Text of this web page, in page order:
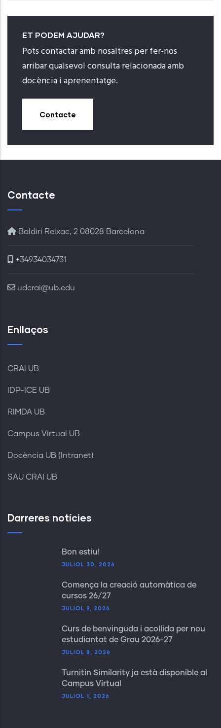
ET PODEM AJUDAR?
Pots contactar amb nosaltres per fer-nos
arribar qualsevol consulta relacionada amb
docència i aprenentatge.
Contacte
Contacte
Baldiri Reixac, 2 08028 Barcelona
+34934034731
udcrai@ub.edu
Enllaços
CRAI UB
IDP-ICE UB
RIMDA UB
Campus Virtual UB
Docència UB (Intranet)
SAU CRAI UB
Darreres notícies
Bon estiu!
JULIOL 30, 2026
Comença la creació automàtica de
cursos 26/27
JULIOL 9, 2026
Curs de benvinguda i acollida per nou
estudiantat de Grau 2026-27
JULIOL 8, 2026
Turnitin Similarity ja està disponible al
Campus Virtual
JULIOL 1, 2026